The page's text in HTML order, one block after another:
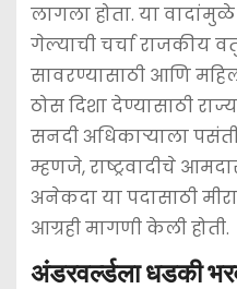
लागला होता. या
गेल्याची चर्चा राजकीय
सावरण्यासाठी आणि
ठोस दिशा देण्यासाठी
सनदी अधिकाऱ्याला
म्हणजे, राष्ट्रवादीचे
अनेकदा या पदासाठी
आग्रही मागणी केली होती.
अंडरवर्ल्डला धडकी